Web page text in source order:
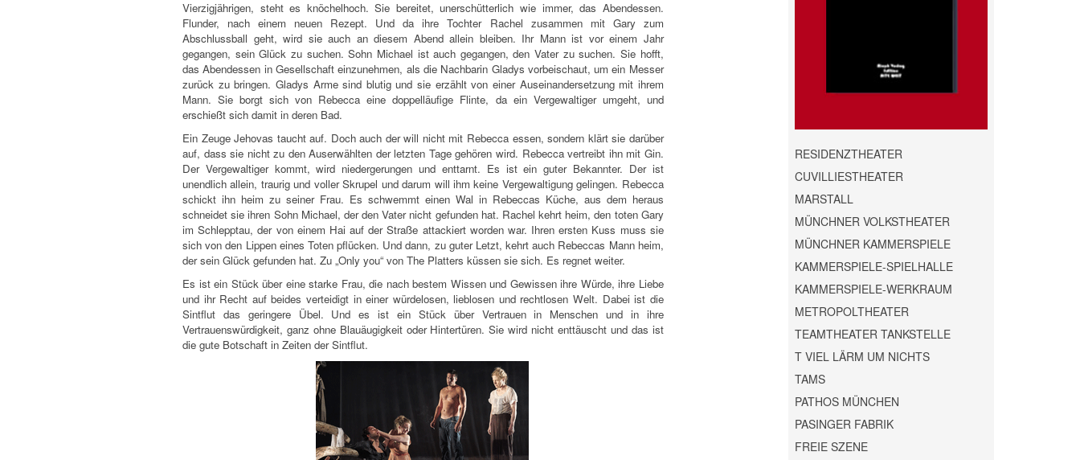
Vierzigjährigen, steht es knöchelhoch. Sie bereitet, unerschütterlich wie immer, das Abendessen.
Flunder, nach einem neuen Rezept. Und da ihre Tochter Rachel zusammen mit Gary zum
Abschlussball geht, wird sie auch an diesem Abend allein bleiben. Ihr Mann ist vor einem Jahr
gegangen, sein Glück zu suchen. Sohn Michael ist auch gegangen, den Vater zu suchen. Sie hofft,
das Abendessen in Gesellschaft einzunehmen, als die Nachbarin Gladys vorbeischaut, um ein Messer
zurück zu bringen. Gladys Arme sind blutig und sie erzählt von einer Auseinandersetzung mit ihrem
Mann. Sie borgt sich von Rebecca eine doppelläufige Flinte, da ein Vergewaltiger umgeht, und
erschießt sich damit in deren Bad.
Ein Zeuge Jehovas taucht auf. Doch auch der will nicht mit Rebecca essen, sondern klärt sie darüber
auf, dass sie nicht zu den Auserwählten der letzten Tage gehören wird. Rebecca vertreibt ihn mit Gin.
Der Vergewaltiger kommt, wird niedergerungen und enttarnt. Es ist ein guter Bekannter. Der ist
unendlich allein, traurig und voller Skrupel und darum will ihm keine Vergewaltigung gelingen. Rebecca
schickt ihn heim zu seiner Frau. Es schwemmt einen Wal in Rebeccas Küche, aus dem heraus
schneidet sie ihren Sohn Michael, der den Vater nicht gefunden hat. Rachel kehrt heim, den toten Gary
im Schlepptau, der von einem Hai auf der Straße attackiert worden war. Ihren ersten Kuss muss sie
sich von den Lippen eines Toten pflücken. Und dann, zu guter Letzt, kehrt auch Rebeccas Mann heim,
der sein Glück gefunden hat. Zu „Only you“ von The Platters küssen sie sich. Es regnet weiter.
Es ist ein Stück über eine starke Frau, die nach bestem Wissen und Gewissen ihre Würde, ihre Liebe
und ihr Recht auf beides verteidigt in einer würdelosen, lieblosen und rechtlosen Welt. Dabei ist die
Sintflut das geringere Übel. Und es ist ein Stück über Vertrauen in Menschen und in ihre
Vertrauenswürdigkeit, ganz ohne Blauäugigkeit oder Hintertüren. Sie wird nicht enttäuscht und das ist
die gute Botschaft in Zeiten der Sintflut.
RESIDENZTHEATER
CUVILLIESTHEATER
MARSTALL
MÜNCHNER VOLKSTHEATER
MÜNCHNER KAMMERSPIELE
KAMMERSPIELE-SPIELHALLE
KAMMERSPIELE-WERKRAUM
METROPOLTHEATER
TEAMTHEATER TANKSTELLE
T VIEL LÄRM UM NICHTS
TAMS
PATHOS MÜNCHEN
PASINGER FABRIK
FREIE SZENE